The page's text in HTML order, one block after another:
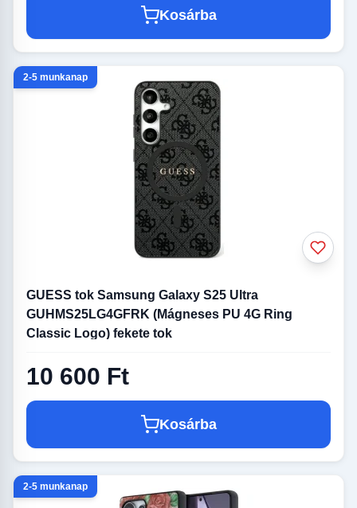
Kosárba
2-5 munkanap
GUESS tok Samsung Galaxy S25 Ultra
GUHMS25LG4GFRK (Mágneses PU 4G Ring
Classic Logo) fekete tok
10 600 Ft
Kosárba
2-5 munkanap